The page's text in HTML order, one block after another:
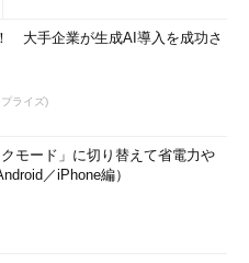
大手企業が生成AI導入を成功さ
ライズ)
モード」に切り替えて省電力や
／iPhone編）